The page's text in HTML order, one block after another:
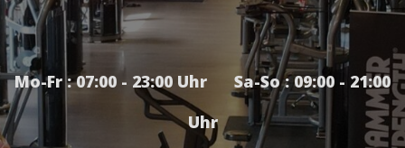
Mo-Fr : 07:00 - 23:00 Uhr Sa-So : 09:00 - 21:00
Uhr